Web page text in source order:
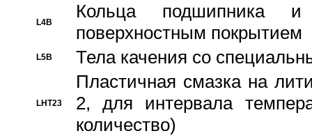
L4B
Кольца подшипника
поверхностным покрытием
L5B Тела качения со
LHT23
Пластичная смазка на
2, для интервала
количество)